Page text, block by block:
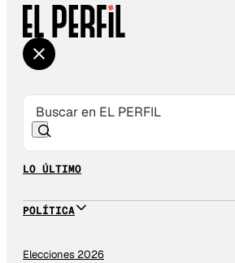
LO ÚLTIMO
POLÍTICA
Elecciones 2026